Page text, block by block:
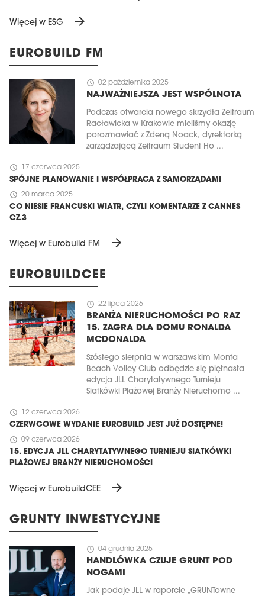
Więcej w ESG arrow_forward
EUROBUILD FM
schedule 02 października 2025
NAJWAŻNIEJSZA JEST WSPÓLNOTA
Podczas otwarcia nowego skrzydła Zeitraum
Racławicka w Krakowie mieliśmy okazję
porozmawiać z Zdeną Noack, dyrektorką
zarządzającą Zeitraum Student Ho ...
schedule 17 czerwca 2025
SPÓJNE PLANOWANIE I WSPÓŁPRACA Z SAMORZĄDAMI
schedule 20 marca 2025
CO NIESIE FRANCUSKI WIATR, CZYLI KOMENTARZE Z CANNES
CZ.3
Więcej w Eurobuild FM arrow_forward
EUROBUILDCEE
schedule 22 lipca 2026
BRANŻA NIERUCHOMOŚCI PO RAZ
15. ZAGRA DLA DOMU RONALDA
MCDONALDA
Szóstego sierpnia w warszawskim Monta
Beach Volley Club odbędzie się piętnasta
edycja JLL Charytatywnego Turnieju
Siatkówki Plażowej Branży Nieruchomo ...
schedule 12 czerwca 2026
CZERWCOWE WYDANIE EUROBUILD JEST JUŻ DOSTĘPNE!
schedule 09 czerwca 2026
15. EDYCJA JLL CHARYTATYWNEGO TURNIEJU SIATKÓWKI
PLAŻOWEJ BRANŻY NIERUCHOMOŚCI
Więcej w EurobuildCEE arrow_forward
GRUNTY INWESTYCYJNE
schedule 04 grudnia 2025
HANDLÓWKA CZUJE GRUNT POD
NOGAMI
Jak podaje JLL w raporcie „GRUNTowne